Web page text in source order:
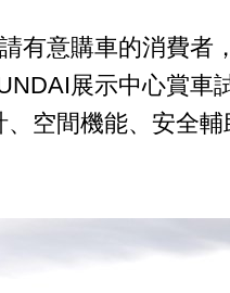
有意購車的消費者
展示中心賞車
空間機能、安全